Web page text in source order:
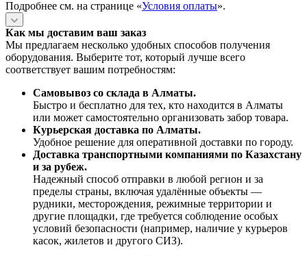
Подробнее см. на странице «Условия оплаты».
Как мы доставим ваш заказ
Мы предлагаем несколько удобных способов получения
оборудования. Выберите тот, который лучше всего
соответствует вашим потребностям:
Самовывоз со склада в Алматы.
Быстро и бесплатно для тех, кто находится в Алматы
или может самостоятельно организовать забор товара.
Курьерская доставка по Алматы.
Удобное решение для оперативной доставки по городу.
Доставка транспортными компаниями по Казахстану
и за рубеж.
Надежный способ отправки в любой регион и за
пределы страны, включая удалённые объекты —
рудники, месторождения, режимные территории и
другие площадки, где требуется соблюдение особых
условий безопасности (например, наличие у курьеров
касок, жилетов и другого СИЗ).